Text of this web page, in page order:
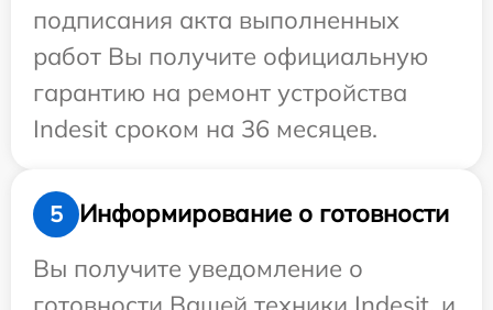
подписания акта выполненных
работ Вы получите официальную
гарантию на ремонт устройства
Indesit сроком на 36 месяцев.
5
Информирование о готовности
Вы получите уведомление о